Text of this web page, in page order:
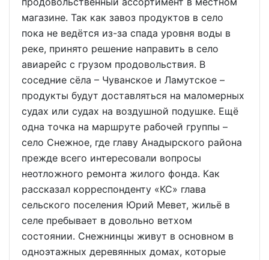
магазине. Так как завоз продуктов в село
пока не ведётся из-за спада уровня воды в
реке, принято решение направить в село
авиарейс с грузом продовольствия. В
соседние сёла – Чуванское и Ламутское –
продукты будут доставляться на маломерных
судах или судах на воздушной подушке. Ещё
одна точка на маршруте рабочей группы –
село Снежное, где главу Анадырского района
прежде всего интересовали вопросы
неотложного ремонта жилого фонда. Как
рассказал корреспонденту «КС» глава
сельского поселения Юрий Мевет, жильё в
селе пребывает в довольно ветхом
состоянии. Снежнинцы живут в основном в
одноэтажных деревянных домах, которые